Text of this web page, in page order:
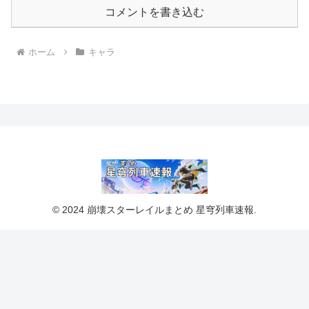
コメントを書き込む
ホーム キャラ
© 2024 崩壊スターレイルまとめ 星穹列車速報.